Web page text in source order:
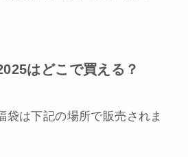
はどこで買える？
袋は下記の場所で販売されま